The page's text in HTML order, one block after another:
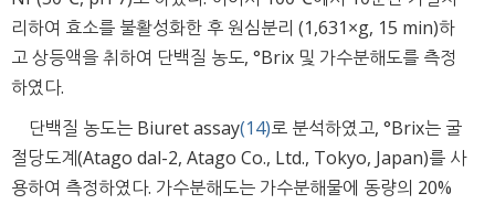
리하여 효소를 불활성화한 후 원심분리 (1,631×g, 15 min)하
고 상등액을 취하여 단백질 농도, °Brix 및 가수분해도를 측정
하였다.
단백질 농도는 Biuret assay(14)로 분석하였고, °Brix는 굴
절당도계(Atago dal-2, Atago Co., Ltd., Tokyo, Japan)를 사
용하여 측정하였다. 가수분해도는 가수분해물에 동량의 20%